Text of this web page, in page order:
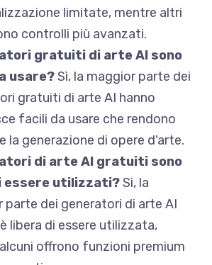
limitate, mentre altri
controlli più avanzati.
gratuiti di arte AI sono
usare?Sì, la maggior parte dei
gratuiti di arte AI hanno
facili da usare che rendono
la generazione di opere d'arte.
di arte AI gratuiti sono
essere utilizzati?Sì, la
parte dei generatori di arte AI
libera di essere utilizzata,
offrono funzioni premium